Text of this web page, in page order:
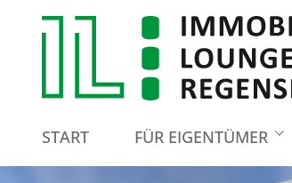
START FÜR EIGENTÜMER